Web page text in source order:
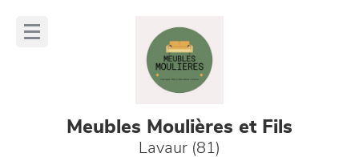
Meubles Moulières et Fils
Lavaur (81)